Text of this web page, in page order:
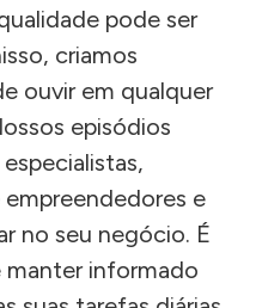
pode ser
criamos
ouvir em qualquer
episódios
empreendedores e
no seu negócio. É
manter informado